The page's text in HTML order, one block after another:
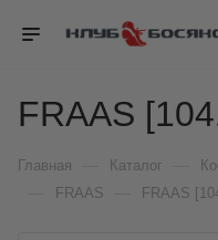
FRAAS
Главная Каталог
FRAAS FRAAS